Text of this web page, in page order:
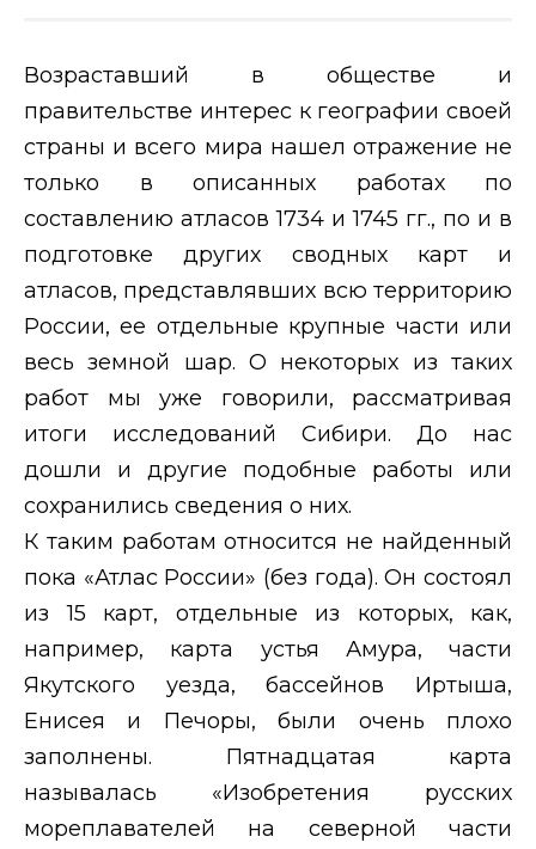
Возраставший в обществе и
правительстве интерес к географии своей
страны и всего мира нашел отражение не
только в описанных работах по
составлению атласов 1734 и 1745 гг., по и в
подготовке других сводных карт и
атласов, представлявших всю территорию
России, ее отдельные крупные части или
весь земной шар. О некоторых из таких
работ мы уже говорили, рассматривая
итоги исследований Сибири. До нас
дошли и другие подобные работы или
сохранились сведения о них.
К таким работам относится не найденный
пока «Атлас России» (без года). Он состоял
из 15 карт, отдельные из которых, как,
например, карта устья Амура, части
Якутского уезда, бассейнов Иртыша,
Енисея и Печоры, были очень плохо
заполнены. Пятнадцатая карта
называлась «Изобретения русских
мореплавателей на северной части